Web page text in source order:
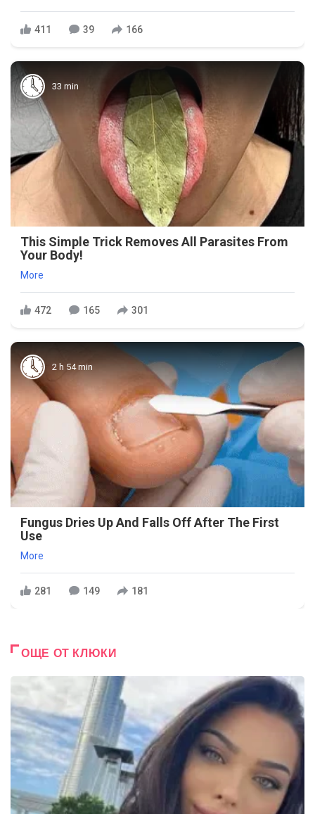
411 39 166
33 min
This Simple Trick Removes All Parasites From
Your Body!
More
472 165 301
2 h 54 min
Fungus Dries Up And Falls Off After The First
Use
More
281 149 181
ОЩЕ ОТ КЛЮКИ